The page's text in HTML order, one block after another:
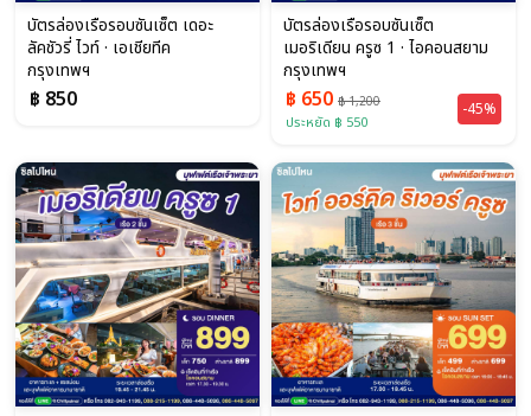
บัตรล่องเรือรอบซันเซ็ต เดอะ
ลัคชัวรี่ ไวท์ · เอเชียทีค
กรุงเทพฯ
฿ 850
บัตรล่องเรือรอบซันเซ็ต
เมอริเดียน ครูซ 1 · ไอคอนสยาม
กรุงเทพฯ
฿ 650 ฿ 1,200
ประหยัด ฿ 550
-45%